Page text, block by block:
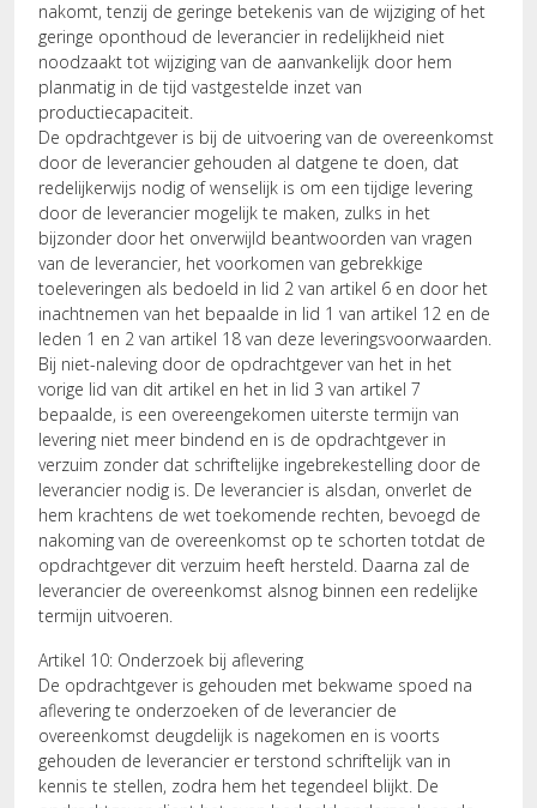
nakomt, tenzij de geringe betekenis van de wijziging of het
geringe oponthoud de leverancier in redelijkheid niet
noodzaakt tot wijziging van de aanvankelijk door hem
planmatig in de tijd vastgestelde inzet van
productiecapaciteit.
De opdrachtgever is bij de uitvoering van de overeenkomst
door de leverancier gehouden al datgene te doen, dat
redelijkerwijs nodig of wenselijk is om een tijdige levering
door de leverancier mogelijk te maken, zulks in het
bijzonder door het onverwijld beantwoorden van vragen
van de leverancier, het voorkomen van gebrekkige
toeleveringen als bedoeld in lid 2 van artikel 6 en door het
inachtnemen van het bepaalde in lid 1 van artikel 12 en de
leden 1 en 2 van artikel 18 van deze leveringsvoorwaarden.
Bij niet-naleving door de opdrachtgever van het in het
vorige lid van dit artikel en het in lid 3 van artikel 7
bepaalde, is een overeengekomen uiterste termijn van
levering niet meer bindend en is de opdrachtgever in
verzuim zonder dat schriftelijke ingebrekestelling door de
leverancier nodig is. De leverancier is alsdan, onverlet de
hem krachtens de wet toekomende rechten, bevoegd de
nakoming van de overeenkomst op te schorten totdat de
opdrachtgever dit verzuim heeft hersteld. Daarna zal de
leverancier de overeenkomst alsnog binnen een redelijke
termijn uitvoeren.
Artikel 10: Onderzoek bij aflevering
De opdrachtgever is gehouden met bekwame spoed na
aflevering te onderzoeken of de leverancier de
overeenkomst deugdelijk is nagekomen en is voorts
gehouden de leverancier er terstond schriftelijk van in
kennis te stellen, zodra hem het tegendeel blijkt. De